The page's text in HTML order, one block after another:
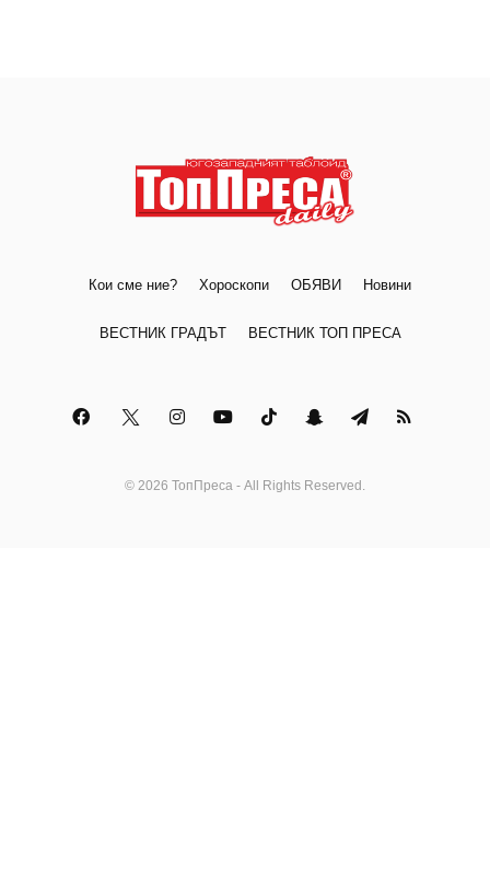
Кои сме ние? Хороскопи ОБЯВИ Новини
ВЕСТНИК ГРАДЪТ ВЕСТНИК ТОП ПРЕСА
© 2026 ТопПреса - All Rights Reserved.